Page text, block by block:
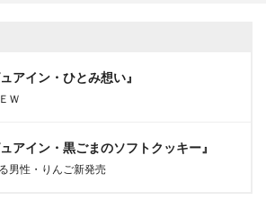
アイン・ひとみ想い』
Ｗ
アイン・黒ごまのソフトクッキー』
男性・りんご新発売